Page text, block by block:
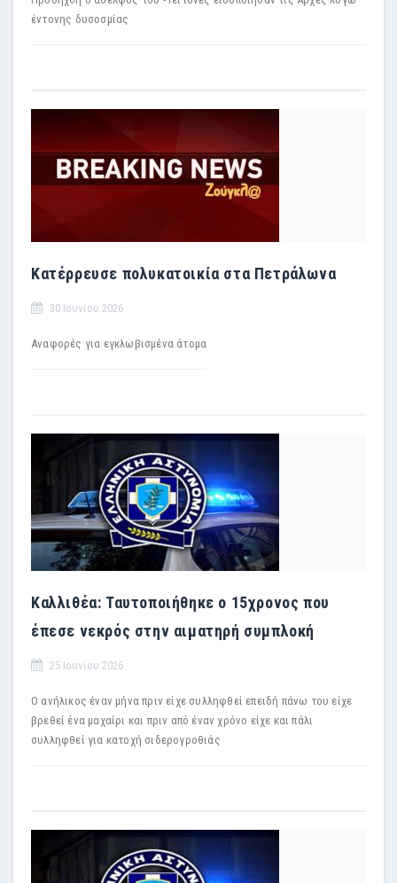
έντονης δυσοσμίας
Κατέρρευσε πολυκατοικία στα Πετράλωνα
30 Ιουνίου 2026
Αναφορές για εγκλωβισμένα άτομα
Καλλιθέα: Ταυτοποιήθηκε ο 15χρονος που
έπεσε νεκρός στην αιματηρή συμπλοκή
25 Ιουνίου 2026
Ο ανήλικος έναν μήνα πριν είχε συλληφθεί επειδή πάνω του είχε
βρεθεί ένα μαχαίρι και πριν από έναν χρόνο είχε και πάλι
συλληφθεί για κατοχή σιδερογροθιάς